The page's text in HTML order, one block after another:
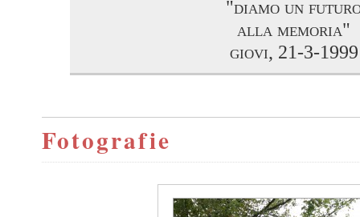
"diamo un
alla memoria"
giovi, 21-3-1999
Fotografie